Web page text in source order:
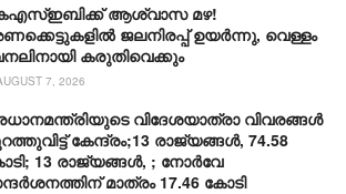
ആശ്വാസ മഴ!
ജലനിരപ്പ് ഉയർന്നു, വെള്ളം
കരുതിവെക്കും
7, 2026
വിദേശയാത്രാ വിവരങ്ങൾ
കേന്ദ്രം;13 രാജ്യങ്ങൾ, 74.58
13 രാജ്യങ്ങൾ, ; നോർവേ
മാത്രം 17.46 കോടി